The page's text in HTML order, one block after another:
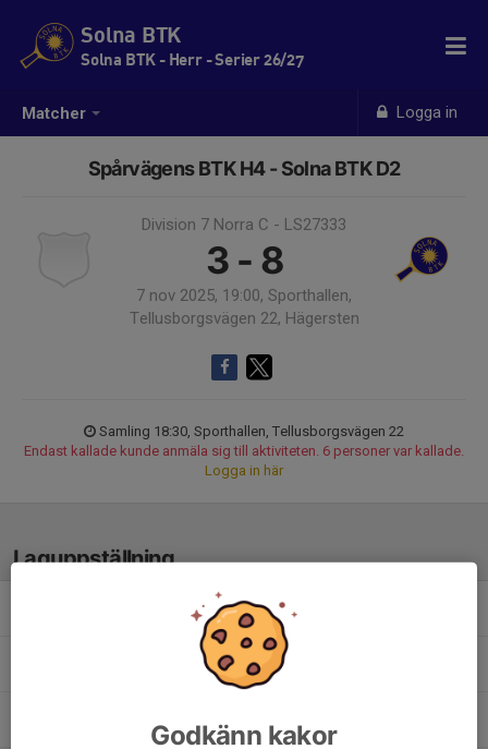
Matcher Logga in
Solna BTK
Solna BTK - Herr - Serier 26/27
Spårvägens BTK H4 - Solna BTK D2
Division 7 Norra C - LS27333
3 - 8
7 nov 2025, 19:00, Sporthallen,
Tellusborgsvägen 22, Hägersten
Samling 18:30, Sporthallen, Tellusborgsvägen 22
Endast kallade kunde anmäla sig till aktiviteten. 6 personer var kallade.
Logga in här
Laguppställning
Godkänn kakor